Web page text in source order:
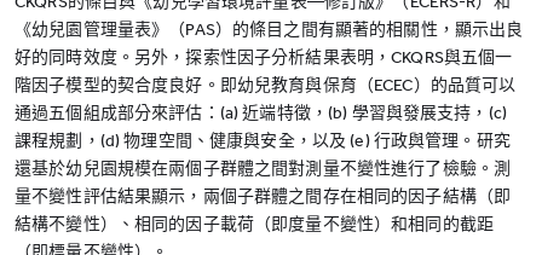
《幼兒園管理量表》（PAS）的條目之間有顯著的相關性，顯示出良
好的同時效度。另外，探索性因子分析結果表明，CKQRS與五個一
階因子模型的契合度良好。即幼兒教育與保育（ECEC）的品質可以
通過五個組成部分來評估：(a) 近端特徵，(b) 學習與發展支持，(c)
課程規劃，(d) 物理空間、健康與安全，以及 (e) 行政與管理。研究
還基於幼兒園規模在兩個子群體之間對測量不變性進行了檢驗。測
量不變性評估結果顯示，兩個子群體之間存在相同的因子結構（即
結構不變性）、相同的因子載荷（即度量不變性）和相同的截距